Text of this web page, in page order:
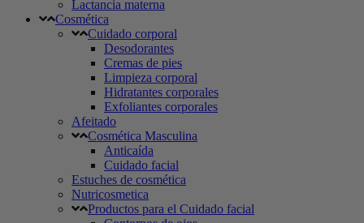
Lactancia materna
Cosmética
Cuidado corporal
Desodorantes
Cremas de pies
Limpieza corporal
Hidratantes corporales
Exfoliantes corporales
Afeitado
Cosmética Masculina
Anticaída
Cuidado facial
Estuches de cosmética
Nutricosmetica
Productos para el Cuidado facial